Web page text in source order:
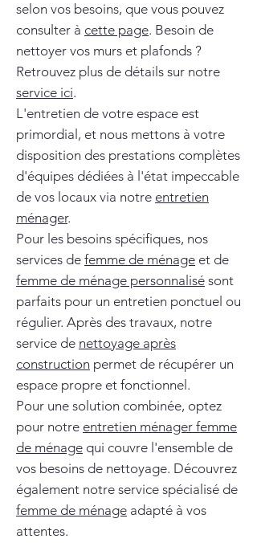
selon vos besoins, que vous pouvez
consulter à cette page. Besoin de
nettoyer vos murs et plafonds ?
Retrouvez plus de détails sur notre
service ici.
L'entretien de votre espace est
primordial, et nous mettons à votre
disposition des prestations complètes
d'équipes dédiées à l'état impeccable
de vos locaux via notre entretien
ménager.
Pour les besoins spécifiques, nos
services de femme de ménage et de
femme de ménage personnalisé sont
parfaits pour un entretien ponctuel ou
régulier. Après des travaux, notre
service de nettoyage après
construction permet de récupérer un
espace propre et fonctionnel.
Pour une solution combinée, optez
pour notre entretien ménager femme
de ménage qui couvre l'ensemble de
vos besoins de nettoyage. Découvrez
également notre service spécialisé de
femme de ménage adapté à vos
attentes.